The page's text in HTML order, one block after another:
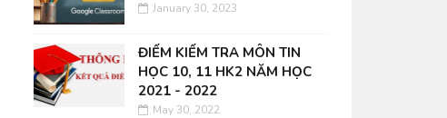
January 30, 2023
ĐIỂM KIỂM TRA MÔN TIN
HỌC 10, 11 HK2 NĂM HỌC
2021 - 2022
May 30, 2022